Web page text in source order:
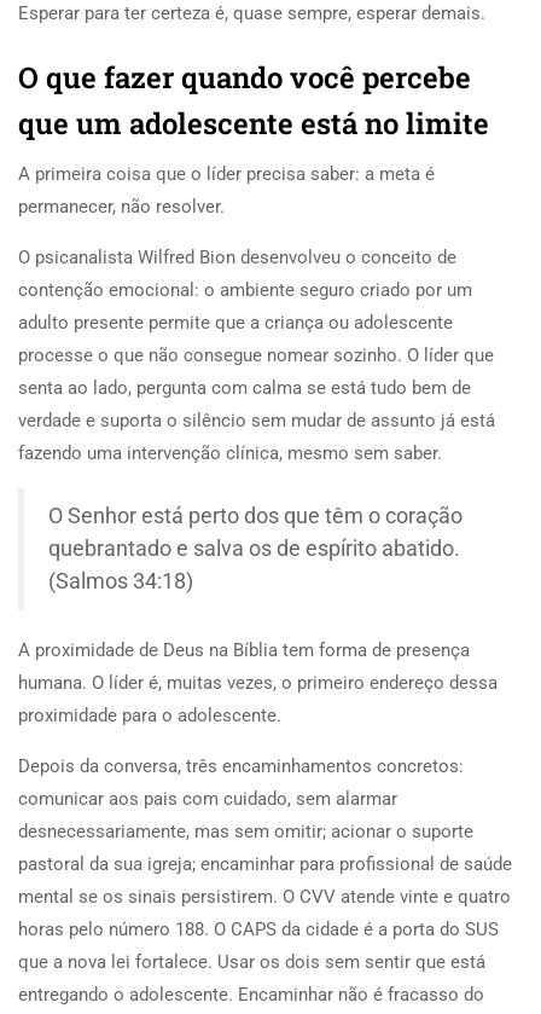
Esperar para ter certeza é, quase sempre, esperar demais.
O que fazer quando você percebe
que um adolescente está no limite
A primeira coisa que o líder precisa saber: a meta é
permanecer, não resolver.
O psicanalista Wilfred Bion desenvolveu o conceito de
contenção emocional: o ambiente seguro criado por um
adulto presente permite que a criança ou adolescente
processe o que não consegue nomear sozinho. O líder que
senta ao lado, pergunta com calma se está tudo bem de
verdade e suporta o silêncio sem mudar de assunto já está
fazendo uma intervenção clínica, mesmo sem saber.
O Senhor está perto dos que têm o coração
quebrantado e salva os de espírito abatido.
(Salmos 34:18)
A proximidade de Deus na Bíblia tem forma de presença
humana. O líder é, muitas vezes, o primeiro endereço dessa
proximidade para o adolescente.
Depois da conversa, três encaminhamentos concretos:
comunicar aos pais com cuidado, sem alarmar
desnecessariamente, mas sem omitir; acionar o suporte
pastoral da sua igreja; encaminhar para profissional de saúde
mental se os sinais persistirem. O CVV atende vinte e quatro
horas pelo número 188. O CAPS da cidade é a porta do SUS
que a nova lei fortalece. Usar os dois sem sentir que está
entregando o adolescente. Encaminhar não é fracasso do